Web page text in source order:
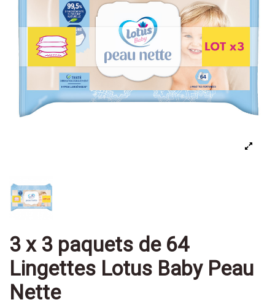
3 x 3 paquets de 64
Lingettes Lotus Baby Peau
Nette